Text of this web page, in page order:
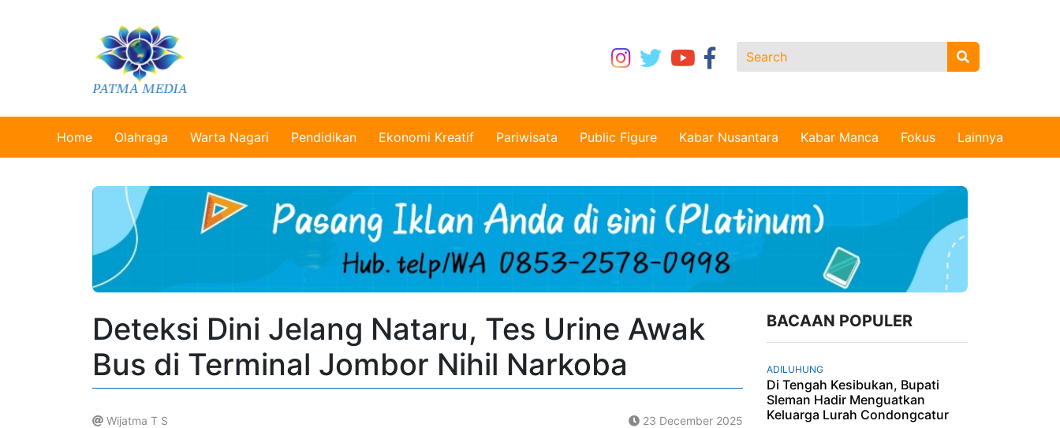
Home Olahraga Warta Nagari Pendidikan Ekonomi Kreatif Pariwisata Public Figure Kabar Nusantara Kabar Manca Fokus Lainnya
Deteksi Dini Jelang Nataru, Tes Urine Awak
Bus di Terminal Jombor Nihil Narkoba
Wijatma T S 23 December 2025
BACAAN POPULER
ADILUHUNG
Di Tengah Kesibukan, Bupati
Sleman Hadir Menguatkan
Keluarga Lurah Condongcatur